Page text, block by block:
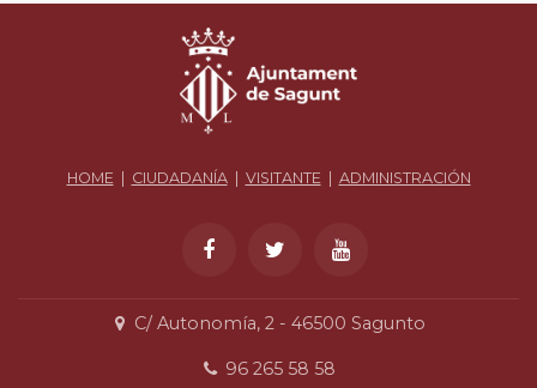
HOME| CIUDADANÍA| VISITANTE| ADMINISTRACIÓN
C/ Autonomía, 2 - 46500 Sagunto
96 265 58 58